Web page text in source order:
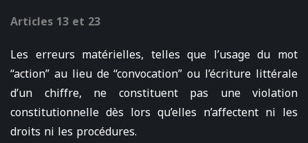
Articles 13 et 23
Les erreurs matérielles, telles que l’usage du mot
“action” au lieu de “convocation” ou l’écriture littérale
d’un chiffre, ne constituent pas une violation
constitutionnelle dès lors qu’elles n’affectent ni les
droits ni les procédures.